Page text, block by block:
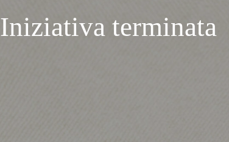
Iniziativa terminata